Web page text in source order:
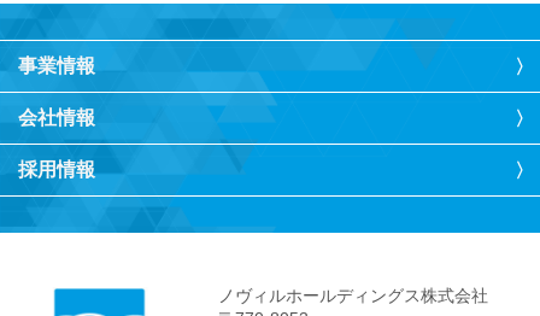
事業情報
会社情報
採用情報
ノヴィルホールディングス株式会社